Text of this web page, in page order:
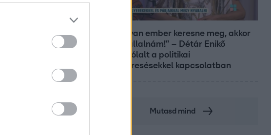
„Ha olyan ember keresne meg, akkor
sem vállalnám!” – Détár Enikő
megszólalt a politikai
megkeresésekkel kapcsolatban
Mutasd mind